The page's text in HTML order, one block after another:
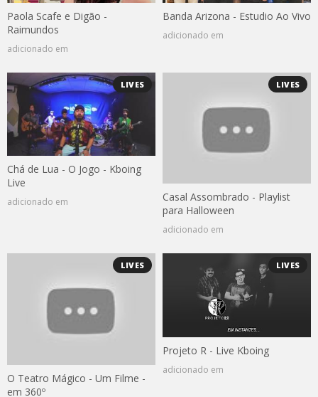
Paola Scafe e Digão -
Raimundos
adicionado em
Banda Arizona - Estudio Ao Vivo
adicionado em
LIVES
Chá de Lua - O Jogo - Kboing
Live
adicionado em
LIVES
Casal Assombrado - Playlist
para Halloween
adicionado em
LIVES
O Teatro Mágico - Um Filme -
em 360º
LIVES
Projeto R - Live Kboing
adicionado em